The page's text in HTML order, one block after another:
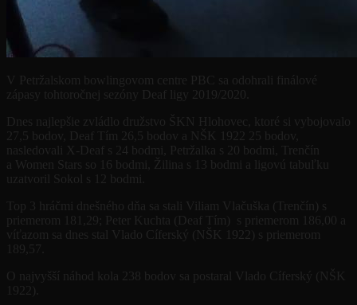
V Petržalskom bowlingovom centre PBC sa odohrali finálové
zápasy tohtoročnej sezóny Deaf ligy 2019/2020.
Dnes najlepšie zvládlo družstvo ŠKN Hlohovec, ktoré si vybojovalo
27,5 bodov, Deaf Tím 26,5 bodov a NŠK 1922 25 bodov,
nasledovali X-Deaf s 24 bodmi, Petržalka s 20 bodmi, Trenčín
a Women Stars so 16 bodmi, Žilina s 13 bodmi a ligovú tabuľku
uzatvoril Sokol s 12 bodmi.
Top 3 hráčmi dnešného dňa sa stali Viliam Vlačuška (Trenčín) s
priemerom 181,29; Peter Kuchta (Deaf Tím) s priemerom 186,00 a
víťazom sa dnes stal Vlado Cíferský (NŠK 1922) s priemerom
189,57.
O najvyšší náhod kola 238 bodov sa postaral Vlado Cíferský (NŠK
1922).